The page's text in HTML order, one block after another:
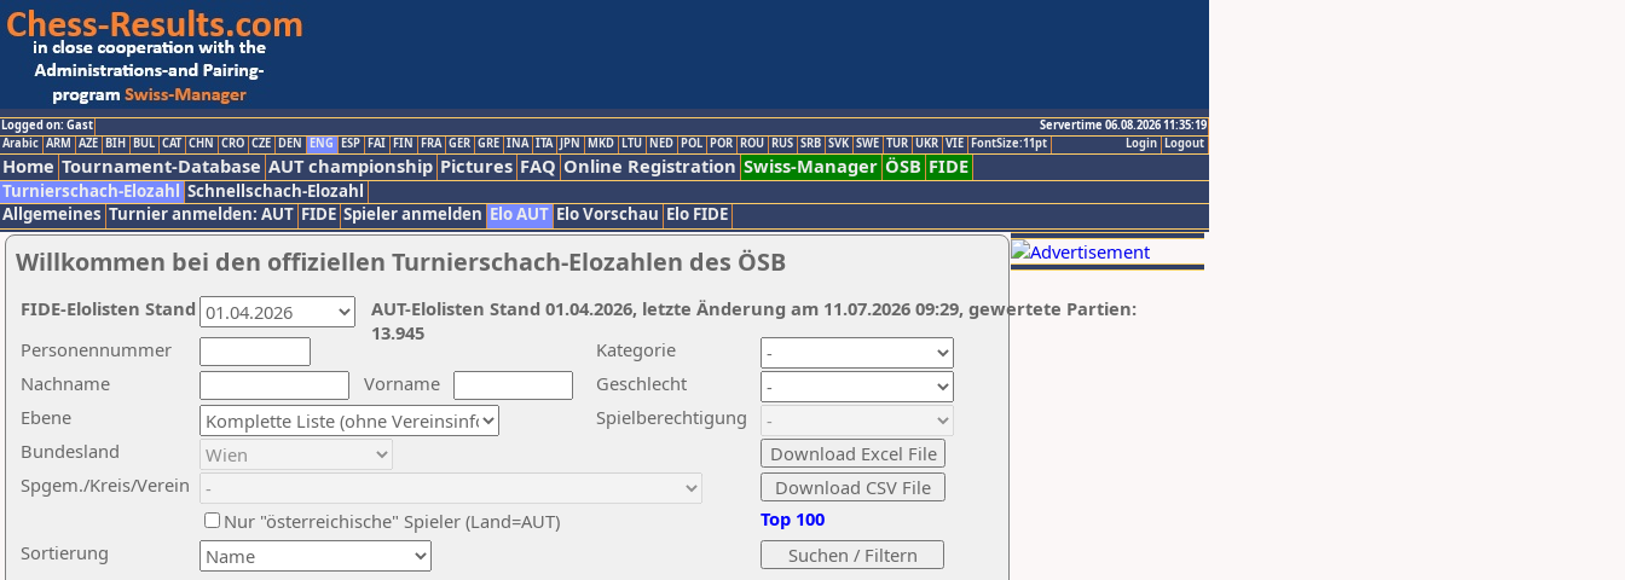
Logged on: Gast
Servertime 06.08.2026 11:35:19
Logout
Login
Arabic ARM AZE BIH BUL CAT CHN CRO CZE DEN ENG ESP FAI FIN FRA GER GRE INA ITA JPN MKD LTU NED POL POR ROU RUS SRB SVK SWE TUR UKR VIE FontSize:11pt
Home Tournament-Database AUT championship Pictures FAQ Online Registration Swiss-Manager ÖSB FIDE
Turnierschach-Elozahl Schnellschach-Elozahl
Allgemeines Turnier anmelden: AUT FIDE Spieler anmelden Elo AUT Elo Vorschau Elo FIDE
Willkommen bei den offiziellen Turnierschach-Elozahlen des ÖSB
Nachname
Vorname
Ebene
Kategorie
Sortierung
Personennummer
Bundesland
Spgem./Kreis/Verein
Geschlecht
Nur "österreichische" Spieler (Land=AUT)
Spielberechtigung
Top 100
AUT-Elolisten Stand 01.04.2026, letzte Änderung am 11.07.2026 09:29, gewertete Partien:
13.945
FIDE-Elolisten Stand